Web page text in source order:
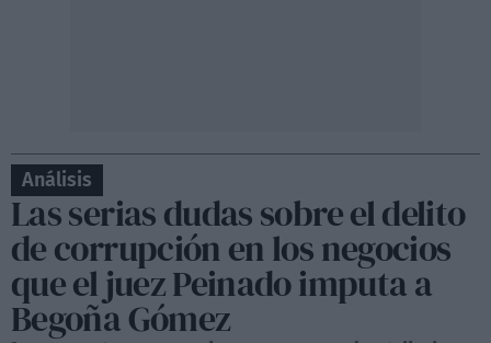
Análisis
Las serias dudas sobre el delito
de corrupción en los negocios
que el juez Peinado imputa a
Begoña Gómez